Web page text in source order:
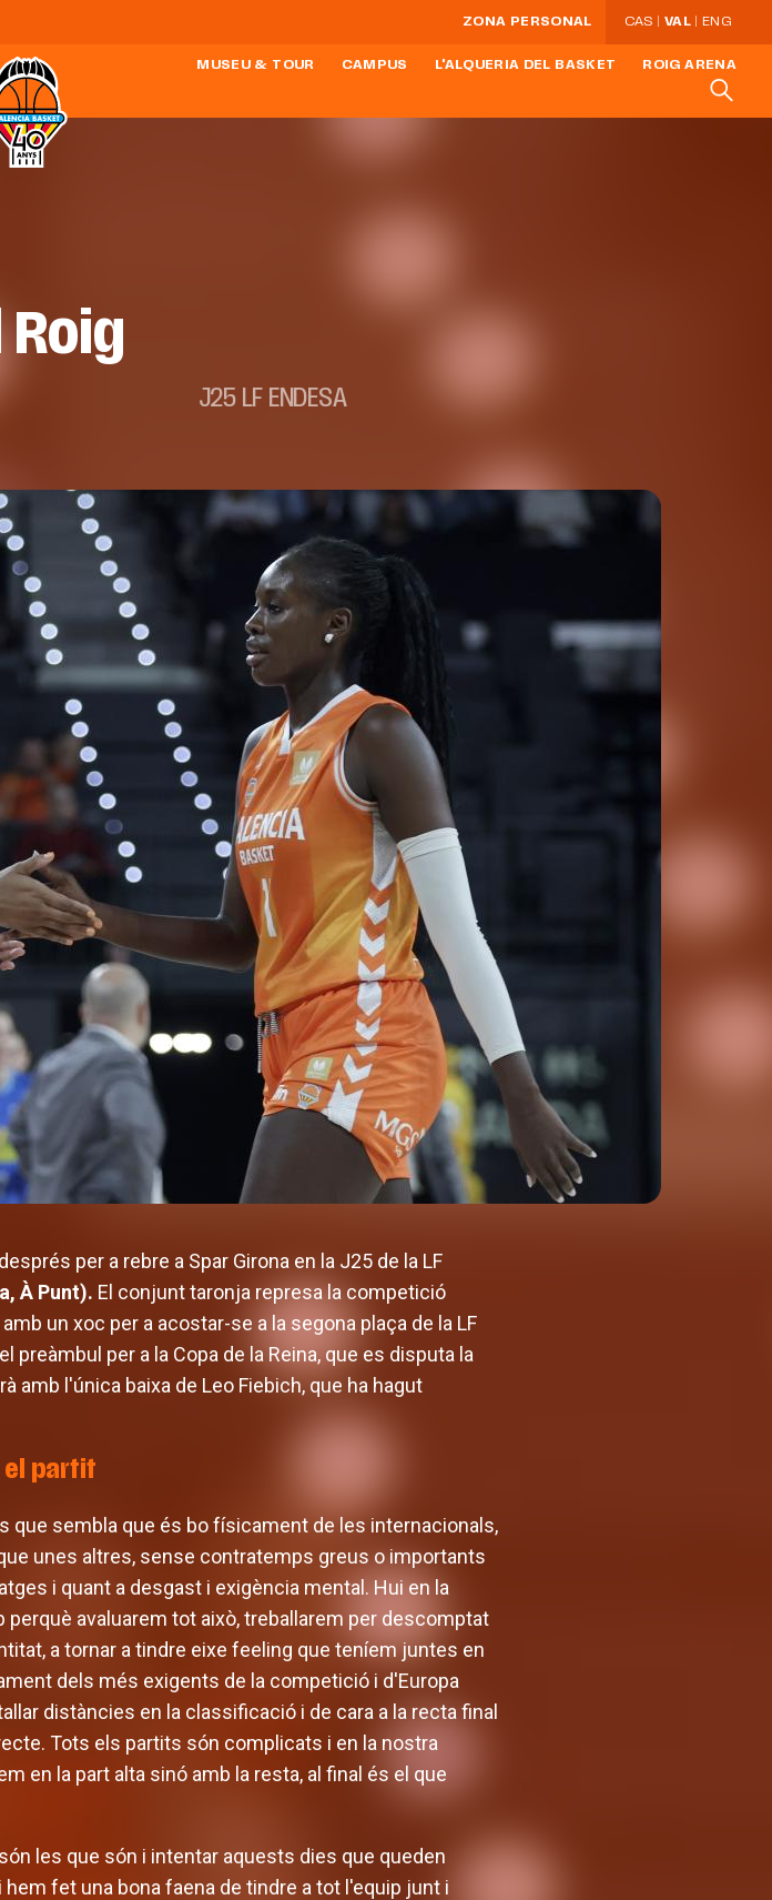
ZONA PERSONAL CAS VAL ENG
MUSEU & TOUR CAMPUS L'ALQUERIA DEL BASKET ROIG ARENA
J25 LF ENDESA
per a rebre a Spar Girona en la J25 de la LF
À Punt). El conjunt taronja represa la competició
un xoc per a acostar-se a la segona plaça de la LF
per a la Copa de la Reina, que es disputa la
amb l'única baixa de Leo Fiebich, que ha hagut
el partit
que sembla que és bo físicament de les internacionals,
unes altres, sense contratemps greus o importants
i quant a desgast i exigència mental. Hui en la
avaluarem tot això, treballarem per descomptat
a tornar a tindre eixe feeling que teníem juntes en
dels més exigents de la competició i d'Europa
distàncies en la classificació i de cara a la recta final
Tots els partits són complicats i en la nostra
en la part alta sinó amb la resta, al final és el que
les que són i intentar aquests dies que queden
fet una bona faena de tindre a tot l'equip junt i